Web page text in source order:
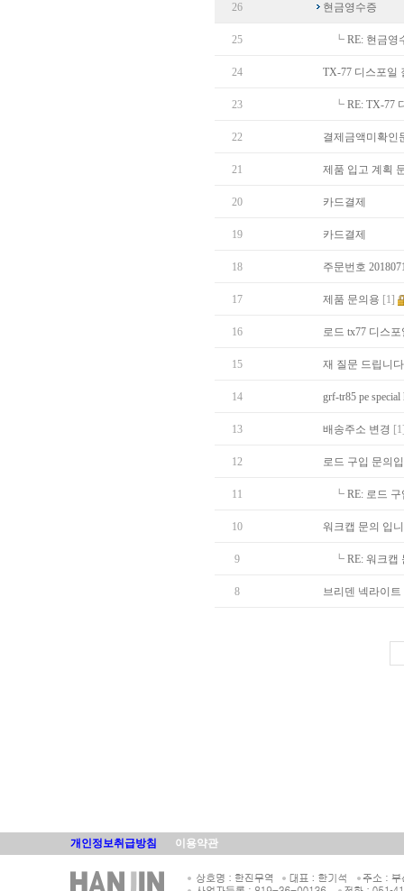
26 현금영수증
25 ┗ RE: 현금영
24 TX-77 디스포일
23 ┗ RE: TX-77
22 결제금액미확인
21 제품 입고 계획
20 카드결제
19 카드결제
18 주문번호
17 제품 문의용 [1]
16 로드 tx77 디스
15 재 질문 드립니다
14 grf-tr85 pe
13 배송주소 변경
12 로드 구입 문의
11 ┗ RE: 로드
10 워크캡 문의 입
9 ┗ RE: 워크캡
8 브리덴 넥라이트
개인정보취급방침 이용약관